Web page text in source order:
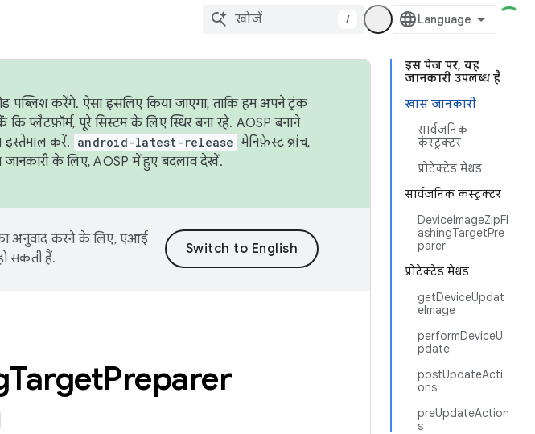
/
इस पेज पर, यह
जानकारी उपलब्ध है
खास जानकारी
सार्वजनिक
कंस्ट्रक्टर
प्रोटेक्टेड मेथड
सार्वजनिक कंस्ट्रक्टर
DeviceImageZipFl
ashingTargetPre
parer
प्रोटेक्टेड मेथड
getDeviceUpdat
eImage
performDeviceU
pdate
postUpdateActi
ons
preUpdateAction
s
पब्लिश करेंगे. ऐसा इसलिए किया जाएगा, ताकि हम अपने ट्रंक
पूरे सिस्टम के लिए स्थिर बना रहे. AOSP बनाने
इस्तेमाल करें. android-latest-release मेनिफ़ेस्ट ब्रांच,
जानकारी के लिए,AOSP में हुए बदलावदेखें.
अनुवाद करने के लिए, एआई
सकती हैं.
TargetPreparer